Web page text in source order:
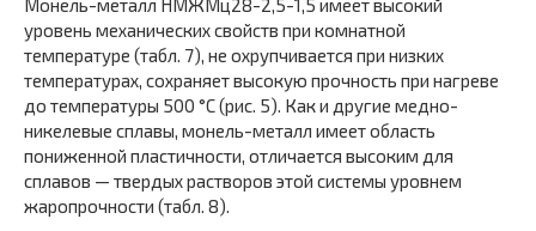
Монель-металл НМЖМц28-2,5-1,5 имеет высокий
уровень механических свойств при комнатной
температуре (табл. 7), не охрупчивается при низких
температурах, сохраняет высокую прочность при нагреве
до температуры 500 °С (рис. 5). Как и другие медно-
никелевые сплавы, монель-металл имеет область
пониженной пластичности, отличается высоким для
сплавов — твердых растворов этой системы уровнем
жаропрочности (табл. 8).